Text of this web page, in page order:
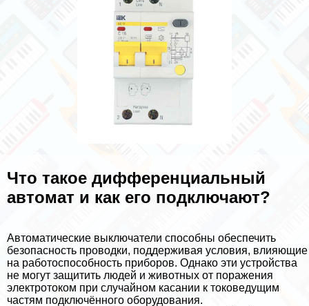
Что такое дифференциальный
автомат и как его подключают?
Автоматические выключатели способны обеспечить
безопасность проводки, поддерживая условия, влияющие
на работоспособность приборов. Однако эти устройства
не могут защитить людей и животных от поражения
электротоком при случайном касании к токоведущим
частям подключённого оборудования.